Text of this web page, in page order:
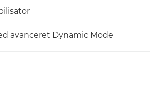
avanceret Dynamic Mode